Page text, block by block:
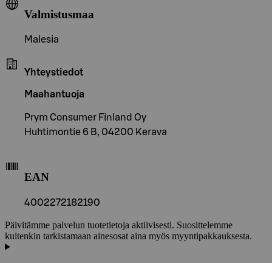
Valmistusmaa
Malesia
Yhteystiedot
Maahantuoja
Prym Consumer Finland Oy
Huhtimontie 6 B, 04200 Kerava
EAN
4002272182190
Päivitämme palvelun tuotetietoja aktiivisesti. Suosittelemme
kuitenkin tarkistamaan ainesosat aina myös myyntipakkauksesta.